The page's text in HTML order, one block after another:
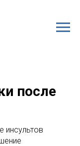
после
инсультов